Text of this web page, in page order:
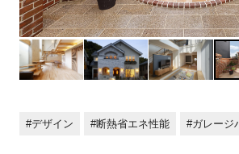
デザイン 断熱省エネ性能 ガレージ